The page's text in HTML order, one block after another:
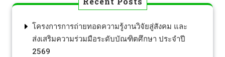
โครงการการถ่ายทอดความรู้งานวิจัยสู่สังคม และ
ส่งเสริมความร่วมมือระดับบัณฑิตศึกษา ประจำปี
2569